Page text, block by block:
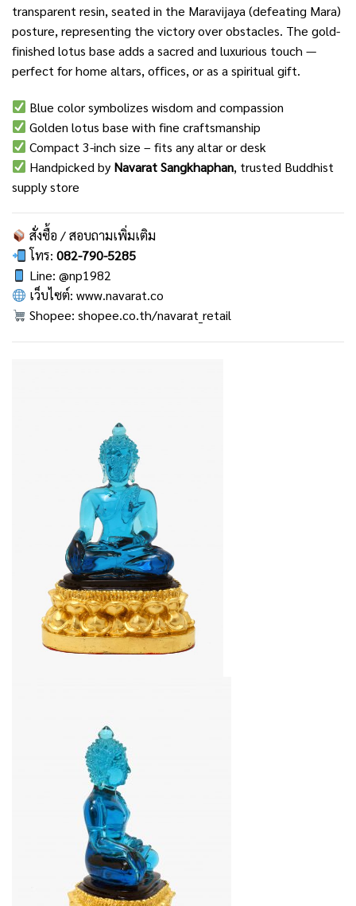
transparent resin, seated in the Maravijaya (defeating Mara)
posture, representing the victory over obstacles. The gold-
finished lotus base adds a sacred and luxurious touch —
perfect for home altars, offices, or as a spiritual gift.
Blue color symbolizes wisdom and compassion
Golden lotus base with fine craftsmanship
Compact 3-inch size – fits any altar or desk
Handpicked by Navarat Sangkhaphan, trusted Buddhist
supply store
สั่งซื้อ / สอบถามเพิ่มเติม
โทร:082-790-5285
Line:@np1982
เว็บไซต์:www.navarat.co
Shopee:shopee.co.th/navarat_retail